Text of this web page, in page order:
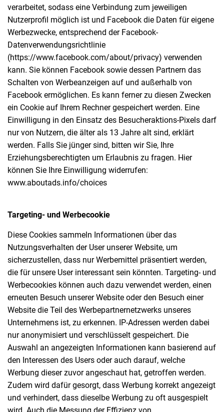
verarbeitet, sodass eine Verbindung zum jeweiligen
Nutzerprofil möglich ist und Facebook die Daten für eigene
Werbezwecke, entsprechend der Facebook-
Datenverwendungsrichtlinie
(https://www.facebook.com/about/privacy) verwenden
kann. Sie können Facebook sowie dessen Partnern das
Schalten von Werbeanzeigen auf und außerhalb von
Facebook ermöglichen. Es kann ferner zu diesen Zwecken
ein Cookie auf Ihrem Rechner gespeichert werden. Eine
Einwilligung in den Einsatz des Besucheraktions-Pixels darf
nur von Nutzern, die älter als 13 Jahre alt sind, erklärt
werden. Falls Sie jünger sind, bitten wir Sie, Ihre
Erziehungsberechtigten um Erlaubnis zu fragen. Hier
können Sie Ihre Einwilligung widerrufen:
www.aboutads.info/choices
Targeting- und Werbecookie
Diese Cookies sammeln Informationen über das
Nutzungsverhalten der User unserer Website, um
sicherzustellen, dass nur Werbemittel präsentiert werden,
die für unsere User interessant sein könnten. Targeting- und
Werbecookies können auch dazu verwendet werden, einen
erneuten Besuch unserer Website oder den Besuch einer
Website die Teil des Werbepartnernetzwerks unseres
Unternehmens ist, zu erkennen. IP-Adressen werden dabei
nur anonymisiert und verschlüsselt gespeichert. Die
Auswahl an angezeigten Informationen kann basierend auf
den Interessen des Users oder auch darauf, welche
Werbung dieser zuvor angeschaut hat, getroffen werden.
Zudem wird dafür gesorgt, dass Werbung korrekt angezeigt
und verhindert, dass dieselbe Werbung zu oft ausgespielt